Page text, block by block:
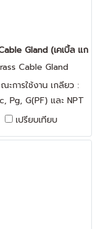
Gland (เคเบิ้ล แกลน
Cable Gland
ะการใช้งาน เกลียว :
Pg, G(PF) และ NPT
องเหลืองชุบนิกเกิล, ซีล
เปรียบเทียบ